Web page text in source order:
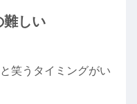
難しい
笑うタイミングがい